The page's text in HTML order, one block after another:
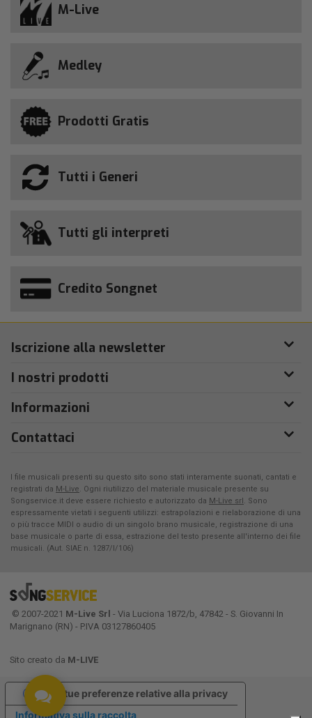
M-Live
Medley
Prodotti Gratis
Tutti i Generi
Tutti gli interpreti
Credito Songnet
Iscrizione alla newsletter
I nostri prodotti
Informazioni
Contattaci
I file musicali presenti su questo sito sono stati interamente suonati, cantati e
registrati da M-Live. Ogni riutilizzo del materiale musicale presente su
Songservice.it deve essere richiesto e autorizzato da M-Live srl. Sono
espressamente vietati i seguenti utilizzi: estrapolazioni e rielaborazione di una
o più tracce MIDI o audio di un singolo brano musicale, registrazione di una
base musicale o parte di essa, estrazione del testo presente all'interno dei file
musicali. (Aut. SIAE n. 1287/I/106)
© 2007-2021 M-Live Srl - Via Luciona 1872/b, 47842 - S. Giovanni In
Marignano (RN) - P.IVA 03127860405
Sito creato da M-LIVE
Informativa sulla raccolta
Le tue preferenze relative alla privacy